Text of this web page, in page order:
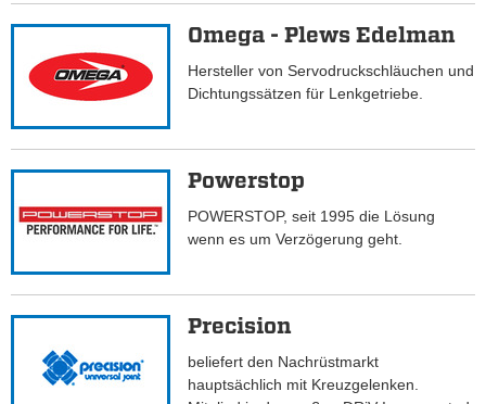
Omega - Plews Edelman
Hersteller von Servodruckschläuchen und
Dichtungssätzen für Lenkgetriebe.
Powerstop
POWERSTOP, seit 1995 die Lösung
wenn es um Verzögerung geht.
Precision
beliefert den Nachrüstmarkt
hauptsächlich mit Kreuzgelenken.